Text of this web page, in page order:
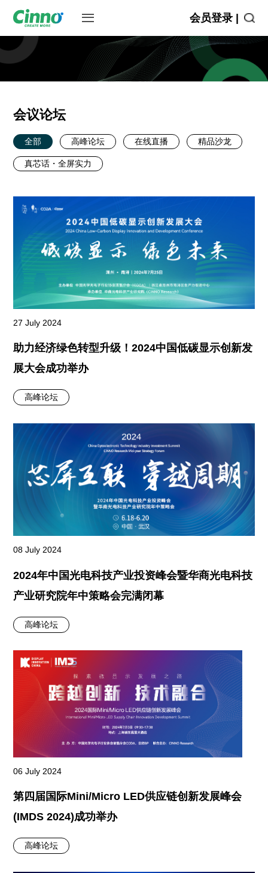
会员登录 |
会议论坛
全部 高峰论坛 在线直播 精品沙龙
真芯话・全屏实力
27 July 2024
助力经济绿色转型升级！2024中国低碳显示创新发
展大会成功举办
高峰论坛
08 July 2024
2024年中国光电科技产业投资峰会暨华商光电科技
产业研究院年中策略会完满闭幕
高峰论坛
06 July 2024
第四届国际Mini/Micro LED供应链创新发展峰会
(IMDS 2024)成功举办
高峰论坛